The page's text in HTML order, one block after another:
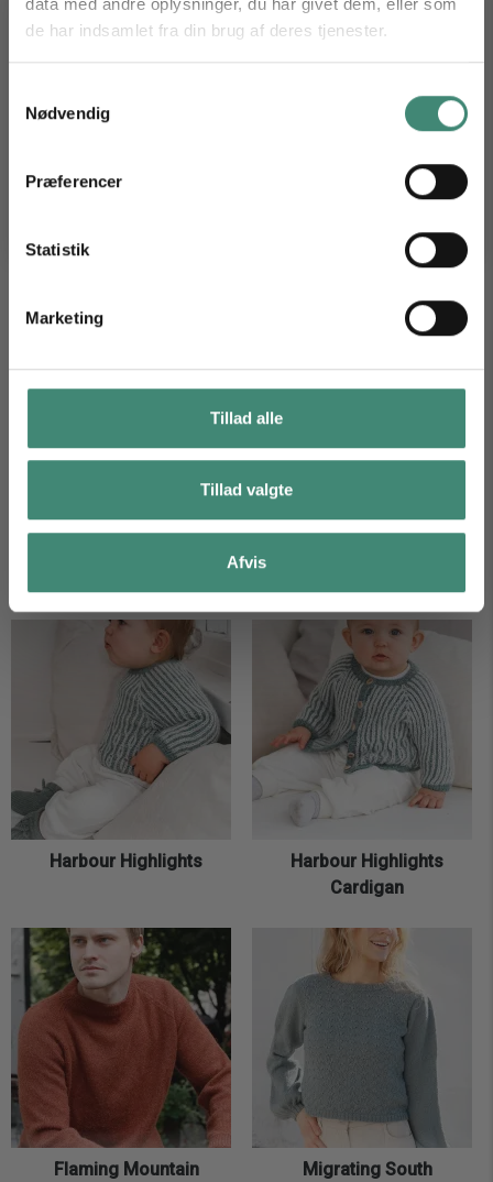
data med andre oplysninger, du har givet dem, eller som
de har indsamlet fra din brug af deres tjenester.
Nødvendig
Præferencer
Statistik
Marketing
Tillad alle
Tillad valgte
Afvis
Mapel Hat Lucky Wish
Remembering Spring
Harbour Highlights
Harbour Highlights
Cardigan
Flaming Mountain Migrating South
Email
*Ved at tilmelde dig vores nyhedsbrev accepterer du vores persondatapolitik, og du giver